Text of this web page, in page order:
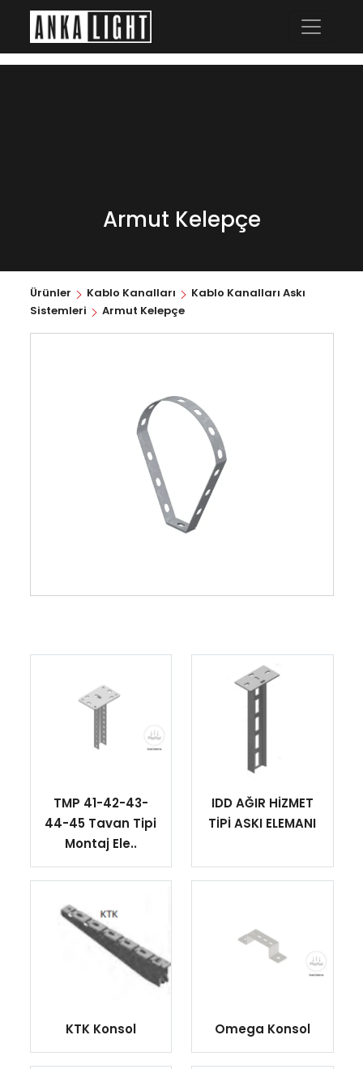
Armut Kelepçe
Ürünler Kablo Kanalları
Kablo Kanalları Askı
Sistemleri
Armut Kelepçe
TMP 41-42-43-
44-45 Tavan Tipi
Montaj Ele..
IDD AĞIR HİZMET
TİPİ ASKI ELEMANI
KTK Konsol Omega Konsol